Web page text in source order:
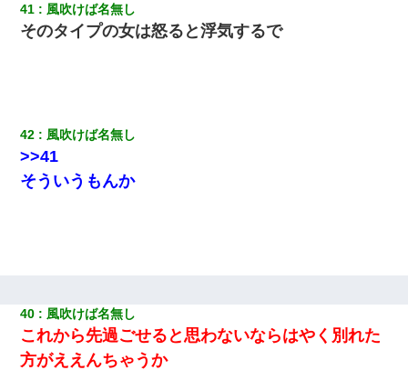
41 風吹けば名無し
そのタイプの女は怒ると浮気するで
42 風吹けば名無し
>>41
そういうもんか
40 風吹けば名無し
これから先過ごせると思わないならはやく別れた
方がええんちゃうか